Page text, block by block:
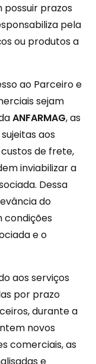
possuir prazos
pela
ou produtos a
ao Parceiro e
sejam
ANFARMAG, as
aos
de frete,
inviabilizar a
Dessa
do
e o
aos serviços
por prazo
durante a
novos
comerciais, as
e